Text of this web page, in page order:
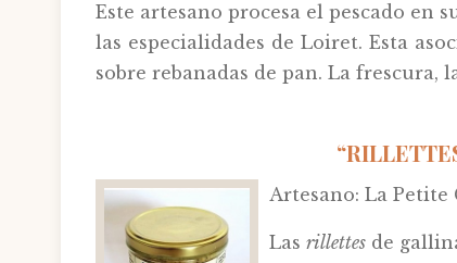
Este artesano procesa el pescado en
las especialidades de Loiret. Esta
sobre rebanadas de pan. La
Artesano: La Petite
Las rillettes de